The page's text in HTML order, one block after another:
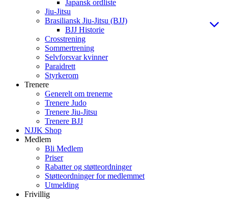
Japansk ordliste
Jiu-Jitsu
Brasiliansk Jiu-Jitsu (BJJ)
BJJ Historie
Crosstrening
Sommertrening
Selvforsvar kvinner
Paraidrett
Styrkerom
Trenere
Generelt om trenerne
Trenere Judo
Trenere Jiu-Jitsu
Trenere BJJ
NJJK Shop
Medlem
Bli Medlem
Priser
Rabatter og støtteordninger
Støtteordninger for medlemmet
Utmelding
Frivillig